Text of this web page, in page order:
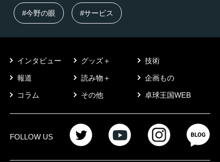
#今野の眼 #サービス
インタビュー グッズ＋ 技術
報道 読み物＋ 企画もの
コラム その他 卓球王国WEB
FOLLOW US